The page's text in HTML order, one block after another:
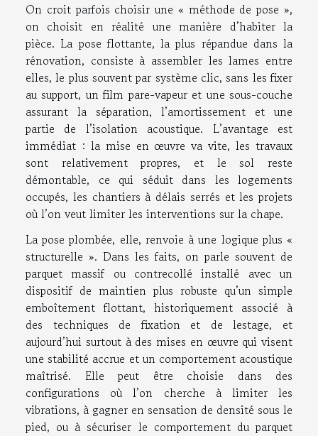
On croit parfois choisir une « méthode de pose »,
on choisit en réalité une manière d’habiter la
pièce. La pose flottante, la plus répandue dans la
rénovation, consiste à assembler les lames entre
elles, le plus souvent par système clic, sans les fixer
au support, un film pare-vapeur et une sous-couche
assurant la séparation, l’amortissement et une
partie de l’isolation acoustique. L’avantage est
immédiat : la mise en œuvre va vite, les travaux
sont relativement propres, et le sol reste
démontable, ce qui séduit dans les logements
occupés, les chantiers à délais serrés et les projets
où l’on veut limiter les interventions sur la chape.
La pose plombée, elle, renvoie à une logique plus «
structurelle ». Dans les faits, on parle souvent de
parquet massif ou contrecollé installé avec un
dispositif de maintien plus robuste qu’un simple
emboîtement flottant, historiquement associé à
des techniques de fixation et de lestage, et
aujourd’hui surtout à des mises en œuvre qui visent
une stabilité accrue et un comportement acoustique
maîtrisé. Elle peut être choisie dans des
configurations où l’on cherche à limiter les
vibrations, à gagner en sensation de densité sous le
pied, ou à sécuriser le comportement du parquet